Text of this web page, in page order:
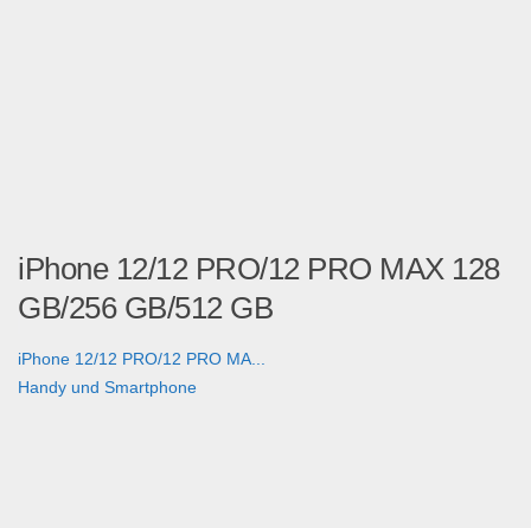
iPhone 12/12 PRO/12 PRO MAX 128
GB/256 GB/512 GB
iPhone 12/12 PRO/12 PRO MA...
Handy und Smartphone